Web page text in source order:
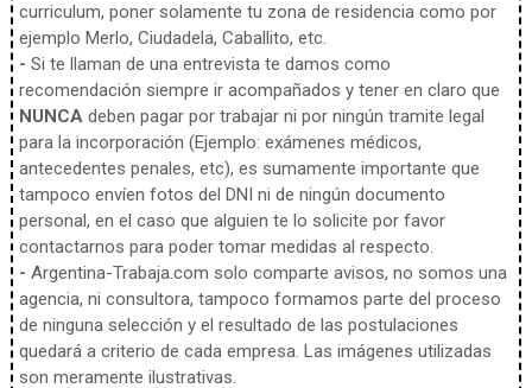
curriculum, poner solamente tu zona de residencia como por
ejemplo Merlo, Ciudadela, Caballito, etc.
- Si te llaman de una entrevista te damos como
recomendación siempre ir acompañados y tener en claro que
NUNCAdeben pagar por trabajar ni por ningún tramite legal
para la incorporación (Ejemplo: exámenes médicos,
antecedentes penales, etc), es sumamente importante que
tampoco envíen fotos del DNI ni de ningún documento
personal, en el caso que alguien te lo solicite por favor
contactarnos para poder tomar medidas al respecto.
- Argentina-Trabaja.com solo comparte avisos, no somos una
agencia, ni consultora, tampoco formamos parte del proceso
de ninguna selección y el resultado de las postulaciones
quedará a criterio de cada empresa. Las imágenes utilizadas
son meramente ilustrativas.